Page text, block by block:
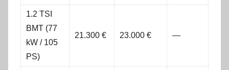
1.2 TSI
BMT (77
kW / 105
PS)
21.300 € 23.000 € —